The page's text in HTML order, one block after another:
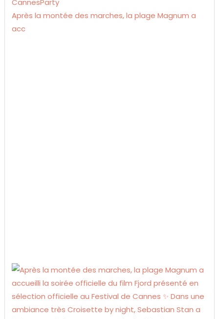
Après la montée des marches, la plage Magnum a
acc